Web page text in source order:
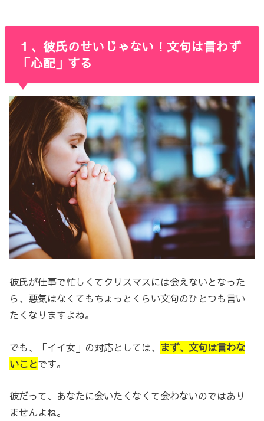
１、彼氏のせいじゃない！文句は言わず
「心配」する
彼氏が仕事で忙しくてクリスマスには会えないとなった
ら、悪気はなくてもちょっとくらい文句のひとつも言い
たくなりますよね。
でも、「イイ女」の対応としては、 まず、文句は言わな
いことです。
彼だって、あなたに会いたくなくて会わないのではあり
ませんよね。